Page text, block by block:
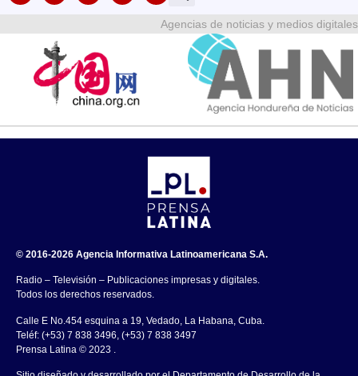
Agencias de noticias y medios digitales
© 2016-2026 Agencia Informativa Latinoamericana S.A.
Radio – Televisión – Publicaciones impresas y digitales.
Todos los derechos reservados.
Calle E No.454 esquina a 19, Vedado, La Habana, Cuba.
Teléf: (+53) 7 838 3496, (+53) 7 838 3497
Prensa Latina © 2023 .